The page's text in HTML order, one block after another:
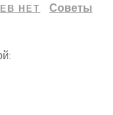
НЕТ
Советы